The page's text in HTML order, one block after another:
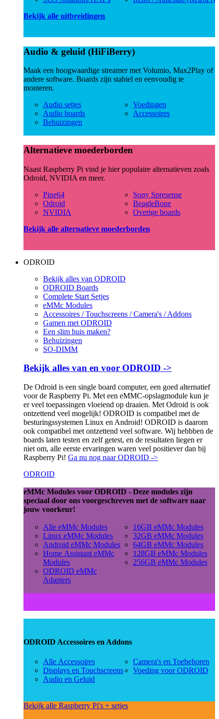
Bekijk alle uitbreidingen
Audio & geluid (HiFiBerry)
Maak een hoogwaardige streamer met Volumio, Max2Play of
andere software. Boards zijn stabiel en eenvoudig te
monteren.
Audio setjes
Audio boards
Behuizingen
Voedingen
Accessoires
Alternatieve moederborden
Naast Raspberry Pi vind je hier populaire alternatieven zoals
Odroid, NVIDIA en meer.
Pine64
Odroid
NVIDIA
Sony Spresense
BeagleBone
Overige boards
Bekijk alle alternatieve moederborden
ODROID
Bekijk alles van ODROID
ODROID Boards
Complete Start Setjes
eMMc Modules
Accessoires / Touchscreens / Camera's / Addons
Gamen met ODROID
Een slim huis maken?
Behuizingen
SO-DIMM
Bekijk alles van en voor ODROID ->
De Odroid is een single board computer, een goed alternatief
voor de Raspberry Pi. Met een eMMC-opslagmodule kun je
er veel toepassingen vloeiend op draaien. Met Odroid is ook
ontzettend veel mogelijk! ODROID is compatibel met de
besturingssystemen Linux en Android! ODROID is daarom
ook compatibel met ontzettend veel software. Wij hebbben de
boards laten testen en zelf getest, en de resultaten liegen er
niet om, alle eerste ervaringen waren veel positiever dan bij
Raspberry Pi! Ga nu nog naar ODROID ->
ODROID
eMMc Modules voor ODROID - Deze modules zijn
speciaal door ons voorgeschreven met de software naar
jouw voorkeur!
Alle eMMc Modules
Linux eMMc Modules
Android eMMc Modules
Home Assistant eMMc
Modules
ODROID eMMc
Adapters
16GB eMMc Modules
32GB eMMc Modules
64GB eMMc Modules
128GB eMMc Modules
256GB eMMc Modules
ODROID Accessoires en Addons
Alle Accessoires
Displays en Touchscreens
Audio en Geluid
Camera's en Toebehoren
Voeding voor ODROID
Bekijk alle Raspberry Pi's + setjes